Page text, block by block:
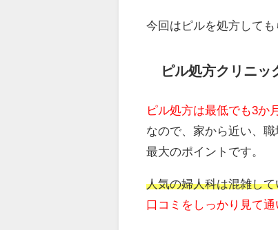
今回はピルを処方して
ピル処方クリニ
ピル処方は最低でも3か
なので、家から近い、
最大のポイントです。
人気の婦人科は混雑し
口コミをしっかり見て